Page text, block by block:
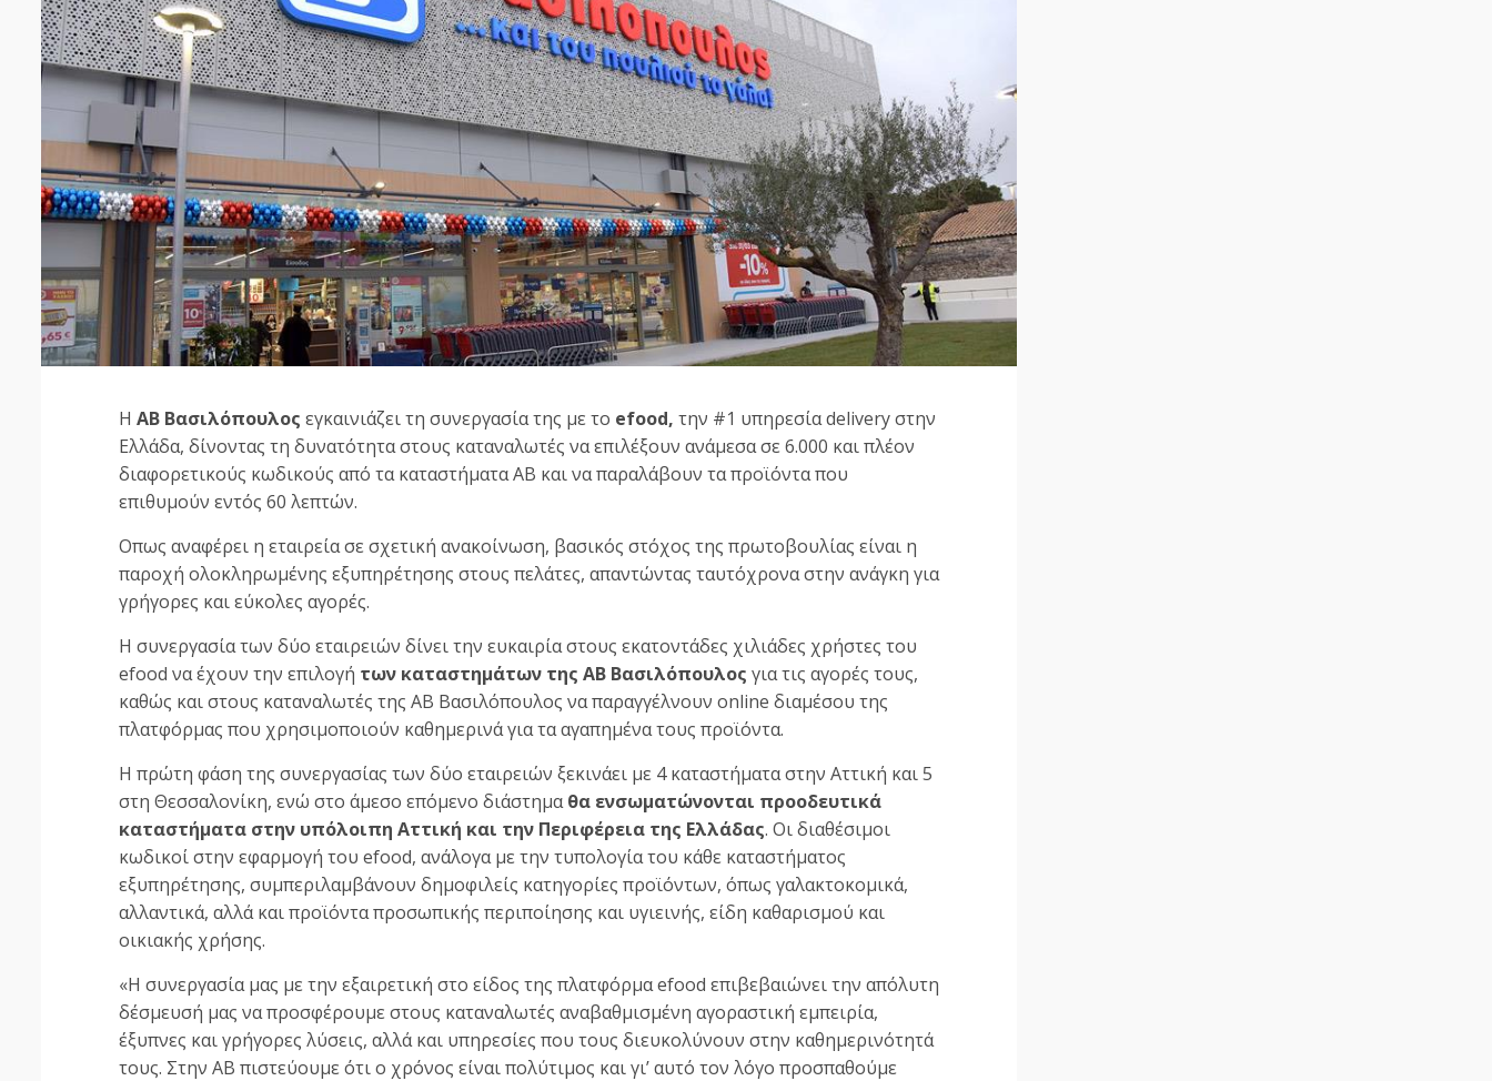
Η ΑΒ Βασιλόπουλος εγκαινιάζει τη συνεργασία της με το efood, την #1 υπηρεσία delivery στην
Ελλάδα, δίνοντας τη δυνατότητα στους καταναλωτές να επιλέξουν ανάμεσα σε 6.000 και πλέον
διαφορετικούς κωδικούς από τα καταστήματα ΑΒ και να παραλάβουν τα προϊόντα που
επιθυμούν εντός 60 λεπτών.
Οπως αναφέρει η εταιρεία σε σχετική ανακοίνωση, βασικός στόχος της πρωτοβουλίας είναι η
παροχή ολοκληρωμένης εξυπηρέτησης στους πελάτες, απαντώντας ταυτόχρονα στην ανάγκη για
γρήγορες και εύκολες αγορές.
Η συνεργασία των δύο εταιρειών δίνει την ευκαιρία στους εκατοντάδες χιλιάδες χρήστες του
efood να έχουν την επιλογή των καταστημάτων της AB Βασιλόπουλος για τις αγορές τους,
καθώς και στους καταναλωτές της ΑΒ Βασιλόπουλος να παραγγέλνουν online διαμέσου της
πλατφόρμας που χρησιμοποιούν καθημερινά για τα αγαπημένα τους προϊόντα.
Η πρώτη φάση της συνεργασίας των δύο εταιρειών ξεκινάει με 4 καταστήματα στην Αττική και 5
στη Θεσσαλονίκη, ενώ στο άμεσο επόμενο διάστημαθα ενσωματώνονται προοδευτικά
καταστήματα στην υπόλοιπη Αττική και την Περιφέρεια της Ελλάδας. Οι διαθέσιμοι
κωδικοί στην εφαρμογή του efood, ανάλογα με την τυπολογία του κάθε καταστήματος
εξυπηρέτησης, συμπεριλαμβάνουν δημοφιλείς κατηγορίες προϊόντων, όπως γαλακτοκομικά,
αλλαντικά, αλλά και προϊόντα προσωπικής περιποίησης και υγιεινής, είδη καθαρισμού και
οικιακής χρήσης.
«Η συνεργασία μας με την εξαιρετική στο είδος της πλατφόρμα efood επιβεβαιώνει την απόλυτη
δέσμευσή μας να προσφέρουμε στους καταναλωτές αναβαθμισμένη αγοραστική εμπειρία,
έξυπνες και γρήγορες λύσεις, αλλά και υπηρεσίες που τους διευκολύνουν στην καθημερινότητά
τους. Στην ΑΒ πιστεύουμε ότι ο χρόνος είναι πολύτιμος και γι’ αυτό τον λόγο προσπαθούμε